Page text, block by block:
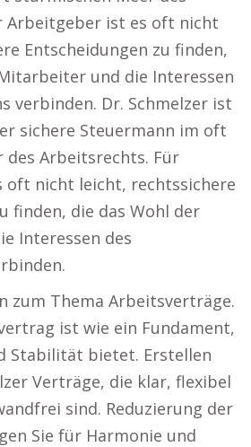
Arbeitgeber ist es oft nicht
Entscheidungen zu finden,
und die Interessen
verbinden. Dr. Schmelzer ist
sichere Steuermann im oft
des Arbeitsrechts. Für
oft nicht leicht, rechtssichere
finden, die das Wohl der
Interessen des
zum Thema Arbeitsverträge.
ist wie ein Fundament,
Stabilität bietet. Erstellen
Verträge, die klar, flexibel
sind. Reduzierung der
Sie für Harmonie und